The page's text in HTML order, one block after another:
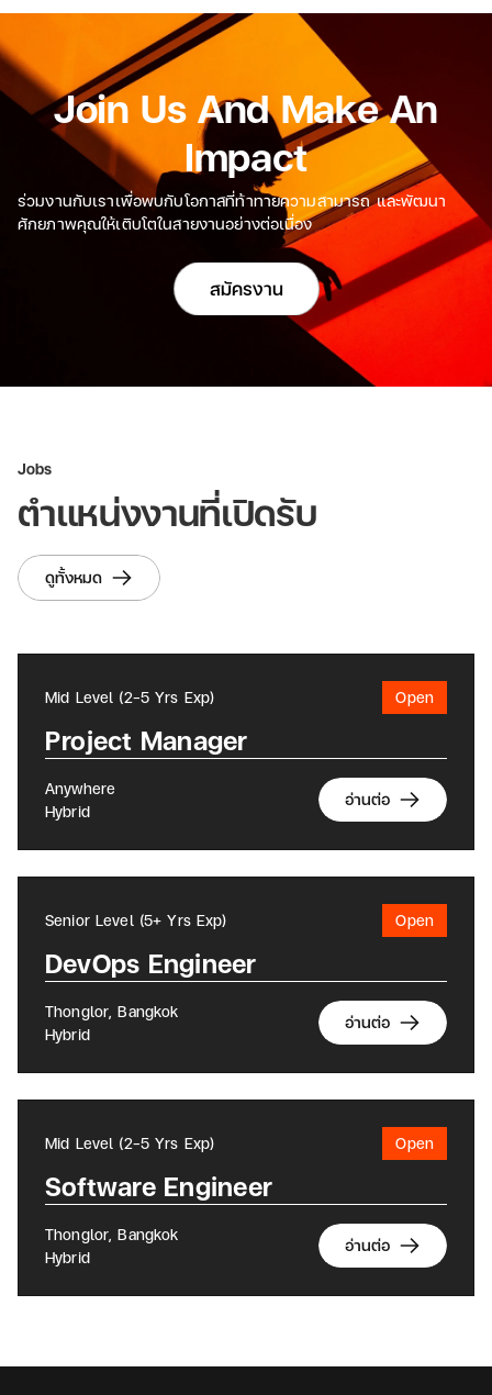
Join Us And Make An
Impact
ร่วมงานกับเราเพื่อพบกับโอกาสที่ท้าทายความสามารถ และพัฒนา
ศักยภาพคุณให้เติบโตในสายงานอย่างต่อเนื่อง
สมัครงาน
Jobs
ตำแหน่งงานที่เปิดรับ
ดูทั้งหมด
Mid Level (2-5 Yrs Exp) Open
Project Manager
Anywhere
Hybrid
อ่านต่อ
Senior Level (5+ Yrs Exp) Open
DevOps Engineer
Thonglor, Bangkok
Hybrid
อ่านต่อ
Mid Level (2-5 Yrs Exp) Open
Software Engineer
Thonglor, Bangkok
Hybrid
อ่านต่อ